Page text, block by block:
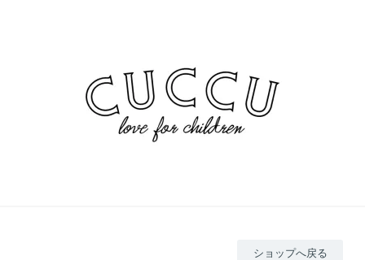
ショップへ戻る